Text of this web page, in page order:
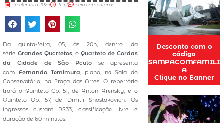
4 setembro 2024 11:42 sem comentários
Na quinta-feira, 05, às 20h, dentro da
série Grandes Quartetos, o Quarteto de Cordas
da Cidade de São Paulo se apresenta
com Fernando Tomimura , piano, na Sala do
Conservatório, na Praça das Artes. O repertório
trará o Quinteto Op. 51, de Anton Arensky, e o
Quinteto Op. 57, de Dmitri Shostakovich. Os
ingressos custam R$33, classificação livre e
duração de 60 minutos.
Desconto com o
código
SAMPACOMFAMILI
A
Clique no Banner